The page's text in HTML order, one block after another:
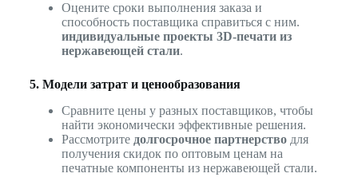
Оцените сроки выполнения заказа и
способность поставщика справиться с ним.
индивидуальные проекты 3D-печати из
нержавеющей стали.
5. Модели затрат и ценообразования
Сравните цены у разных поставщиков, чтобы
найти экономически эффективные решения.
Рассмотрите долгосрочное партнерстводля
получения скидок по оптовым ценам на
печатные компоненты из нержавеющей стали.